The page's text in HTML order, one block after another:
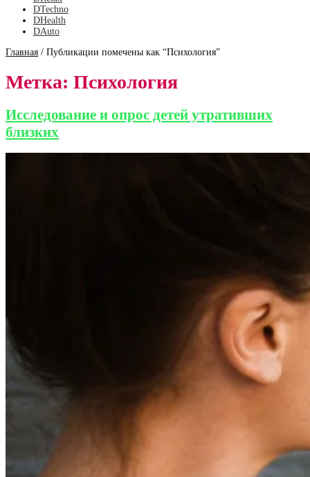
DTechno
DHealth
DAuto
Главная / Публикации помечены как “Психология”
Метка: Психология
Исследование и опрос детей утративших
близких